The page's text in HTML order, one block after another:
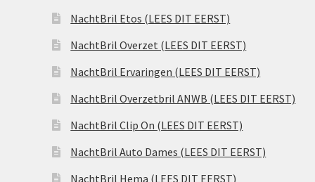
NachtBril Etos (LEES DIT EERST)
NachtBril Overzet (LEES DIT EERST)
NachtBril Ervaringen (LEES DIT EERST)
NachtBril Overzetbril ANWB (LEES DIT EERST)
NachtBril Clip On (LEES DIT EERST)
NachtBril Auto Dames (LEES DIT EERST)
NachtBril Hema (LEES DIT EERST)